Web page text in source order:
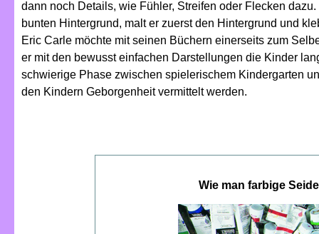
dann noch Details, wie Fühler, Streifen oder Flecken
bunten Hintergrund, malt er zuerst den Hintergrund und
Eric Carle möchte mit seinen Büchern einerseits zum
er mit den bewusst einfachen Darstellungen die Kinder
schwierige Phase zwischen spielerischem Kindergarten
den Kindern Geborgenheit vermittelt werden.